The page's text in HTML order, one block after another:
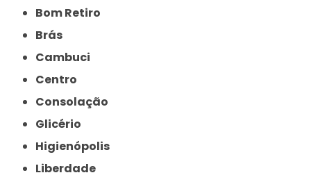
Bom Retiro
Brás
Cambuci
Centro
Consolação
Glicério
Higienópolis
Liberdade